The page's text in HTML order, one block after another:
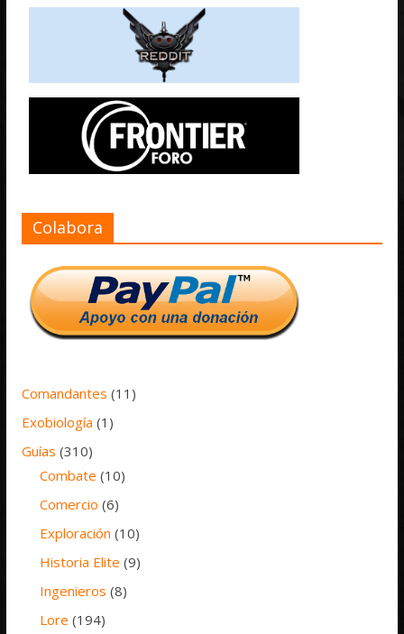
Colabora
Comandantes (11)
Exobiología (1)
Guías (310)
Combate (10)
Comercio (6)
Exploración (10)
Historia Elite (9)
Ingenieros (8)
Lore (194)